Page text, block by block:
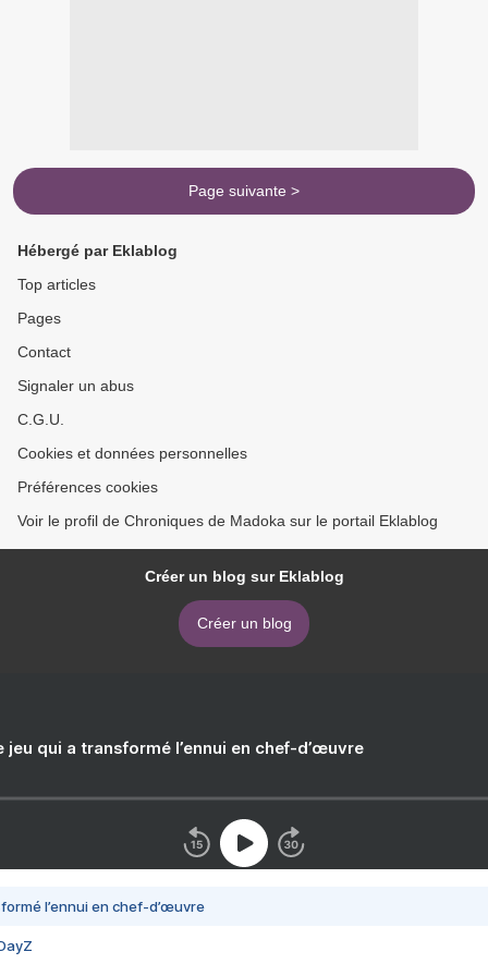
Page suivante >
Hébergé par Eklablog
Top articles
Pages
Contact
Signaler un abus
C.G.U.
Cookies et données personnelles
Préférences cookies
Voir le profil de Chroniques de Madoka sur le portail Eklablog
Créer un blog sur Eklablog
Créer un blog
jeu qui a transformé l’ennui en chef-d’œuvre
l’ennui en chef-d’œuvre